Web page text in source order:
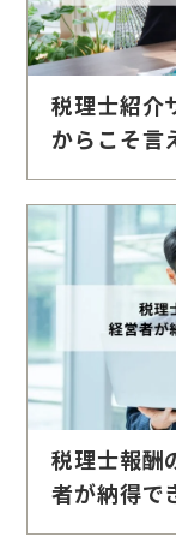
税理士紹介
からこそ言
税理士報酬
者が納得で